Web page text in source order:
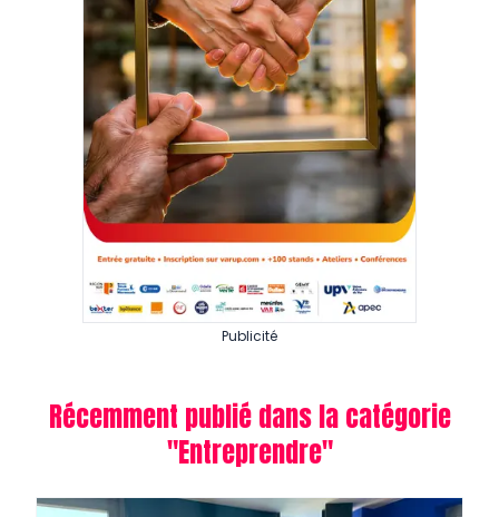
Publicité
Récemment publié dans la catégorie
"Entreprendre"